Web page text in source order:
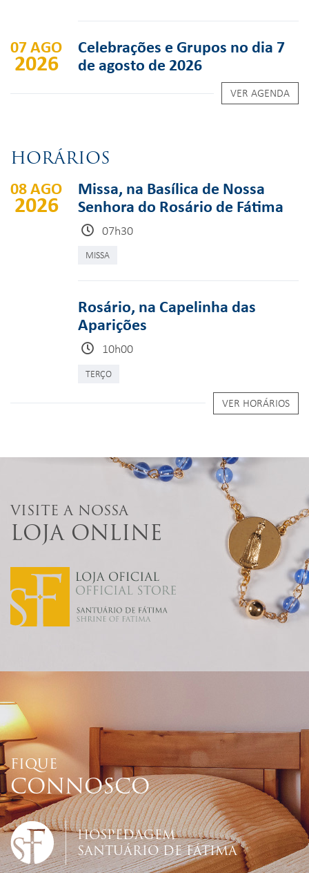
07 AGO
2026
Celebrações e Grupos no dia 7
de agosto de 2026
VER AGENDA
HORÁRIOS
08 AGO
2026
Missa, na Basílica de Nossa
Senhora do Rosário de Fátima
07h30
MISSA
Rosário, na Capelinha das
Aparições
10h00
TERÇO
VER HORÁRIOS
VISITE A NOSSA
LOJA ONLINE
FIQUE
CONNOSCO
HOSPEDAGEM
SANTUÁRIO DE FÁTIMA